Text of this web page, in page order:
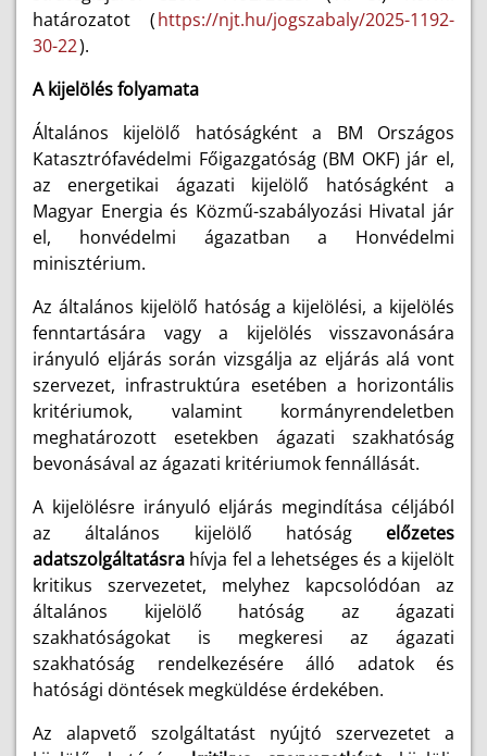
határozatot (https://njt.hu/jogszabaly/2025-1192-
30-22).
A kijelölés folyamata
Általános kijelölő hatóságként a BM Országos
Katasztrófavédelmi Főigazgatóság (BM OKF) jár el,
az energetikai ágazati kijelölő hatóságként a
Magyar Energia és Közmű-szabályozási Hivatal jár
el, honvédelmi ágazatban a Honvédelmi
minisztérium.
Az általános kijelölő hatóság a kijelölési, a kijelölés
fenntartására vagy a kijelölés visszavonására
irányuló eljárás során vizsgálja az eljárás alá vont
szervezet, infrastruktúra esetében a horizontális
kritériumok, valamint kormányrendeletben
meghatározott esetekben ágazati szakhatóság
bevonásával az ágazati kritériumok fennállását.
A kijelölésre irányuló eljárás megindítása céljából
az általános kijelölő hatóság előzetes
adatszolgáltatásra hívja fel a lehetséges és a kijelölt
kritikus szervezetet, melyhez kapcsolódóan az
általános kijelölő hatóság az ágazati
szakhatóságokat is megkeresi az ágazati
szakhatóság rendelkezésére álló adatok és
hatósági döntések megküldése érdekében.
Az alapvető szolgáltatást nyújtó szervezetet a